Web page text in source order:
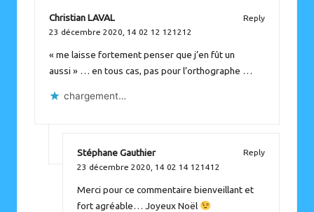
Christian LAVAL
Reply
23 décembre 2020, 14 02 12 121212
« me laisse fortement penser que j’en fût un
aussi » … en tous cas, pas pour l’orthographe …
chargement…
Stéphane Gauthier
Reply
23 décembre 2020, 14 02 14 121412
Merci pour ce commentaire bienveillant et
fort agréable… Joyeux Noël